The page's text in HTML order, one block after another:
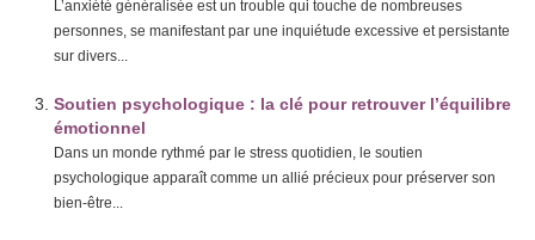
L’anxiété généralisée est un trouble qui touche de nombreuses
personnes, se manifestant par une inquiétude excessive et persistante
sur divers...
Soutien psychologique : la clé pour retrouver l’équilibre
émotionnel
Dans un monde rythmé par le stress quotidien, le soutien
psychologique apparaît comme un allié précieux pour préserver son
bien-être...